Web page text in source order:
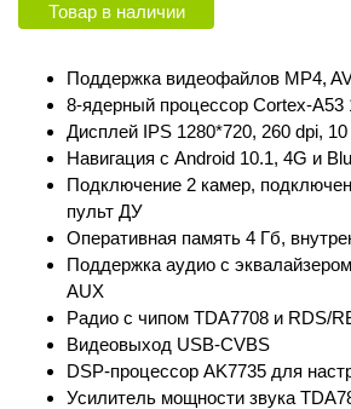
Товар в наличии
Поддержка видеофайлов MP4,
8-ядерный процессор
Дисплей IPS 1280*720, 260 dpi,
Навигация с Android 10.1, 4G и
Подключение 2 камер,
пульт ДУ
Оперативная память 4 Гб,
Поддержка аудио с
AUX
Радио с чипом TDA7708 и RDS/
Видеовыход USB-CVBS
DSP-процессор AK7735 для
Усилитель мощности звука